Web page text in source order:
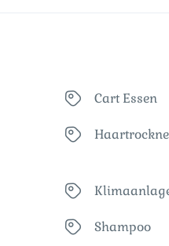
Cart Essen
Shampoo